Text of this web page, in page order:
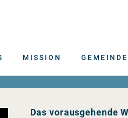
MISSION
Das vorausgehende